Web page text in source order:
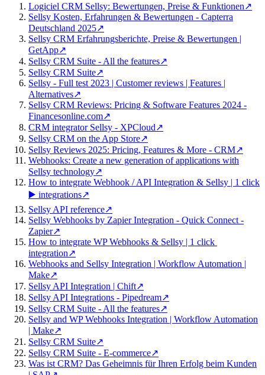
Logiciel CRM Sellsy: Bewertungen, Preise & Funktionen↗
Sellsy Kosten, Erfahrungen & Bewertungen - Capterra
Deutschland 2025↗
Sellsy CRM Erfahrungsberichte, Preise & Bewertungen |
GetApp↗
Sellsy CRM Suite - All the features↗
Sellsy CRM Suite↗
Sellsy - Full test 2023 | Customer reviews | Features |
Alternatives↗
Sellsy CRM Reviews: Pricing & Software Features 2024 -
Financesonline.com↗
CRM integrator Sellsy - XPCloud↗
Sellsy CRM on the App Store↗
Sellsy Reviews 2025: Pricing, Features & More - CRM↗
Webhooks: Create a new generation of applications with
Sellsy technology↗
How to integrate Webhook / API Integration & Sellsy | 1 click
▶️ integrations↗
Sellsy API reference↗
Sellsy Webhooks by Zapier Integration - Quick Connect -
Zapier↗
How to integrate WP Webhooks & Sellsy | 1 click ️
integration↗
Webhooks and Sellsy Integration | Workflow Automation |
Make↗
Sellsy API Integration | Chift↗
Sellsy API Integrations - Pipedream↗
Sellsy CRM Suite - All the features↗
Sellsy and WP Webhooks Integration | Workflow Automation
| Make↗
Sellsy CRM Suite↗
Sellsy CRM Suite - E-commerce↗
Was ist CRM? Das Geheimnis für Ihren Erfolg beim Kunden